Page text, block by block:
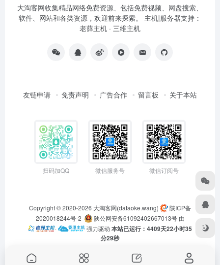
大淘客网收集精品网络免费资源、包括免费视频、网盘搜索、
软件、网站和各类资源，欢迎前来探索。 主机|服务器支持：
老薛主机 · 三维主机
友链申请 免责声明 广告合作 留言板 关于本站
扫码加QQ 微信服务号 微信订阅号
Copyright © 2020-2026 大淘客网(dataoke.wang)
陕ICP备
2020018244号-2
陕公网安备61092402667013号由
·
强力驱动 本站已运行：4409天22小时35
分29秒